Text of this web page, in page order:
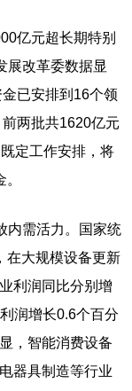
亿元超长期特别
展改革委数据显
已安排到16个领
两批共1620亿元
定工作安排，将
需活力。国家统
在大规模设备更新
利润同比分别增
润增长0.6个百分
，智能消费设备
器具制造等行业